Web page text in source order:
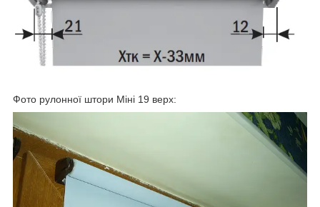
Фото рулонної штори Міні 19 верх: